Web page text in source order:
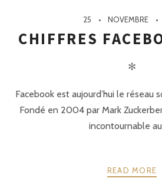
25 NOVEMBRE
CHIFFRES
✻
Facebook est aujourd’hui le réseau
Fondé en 2004 par Mark
incontournable
READ MORE